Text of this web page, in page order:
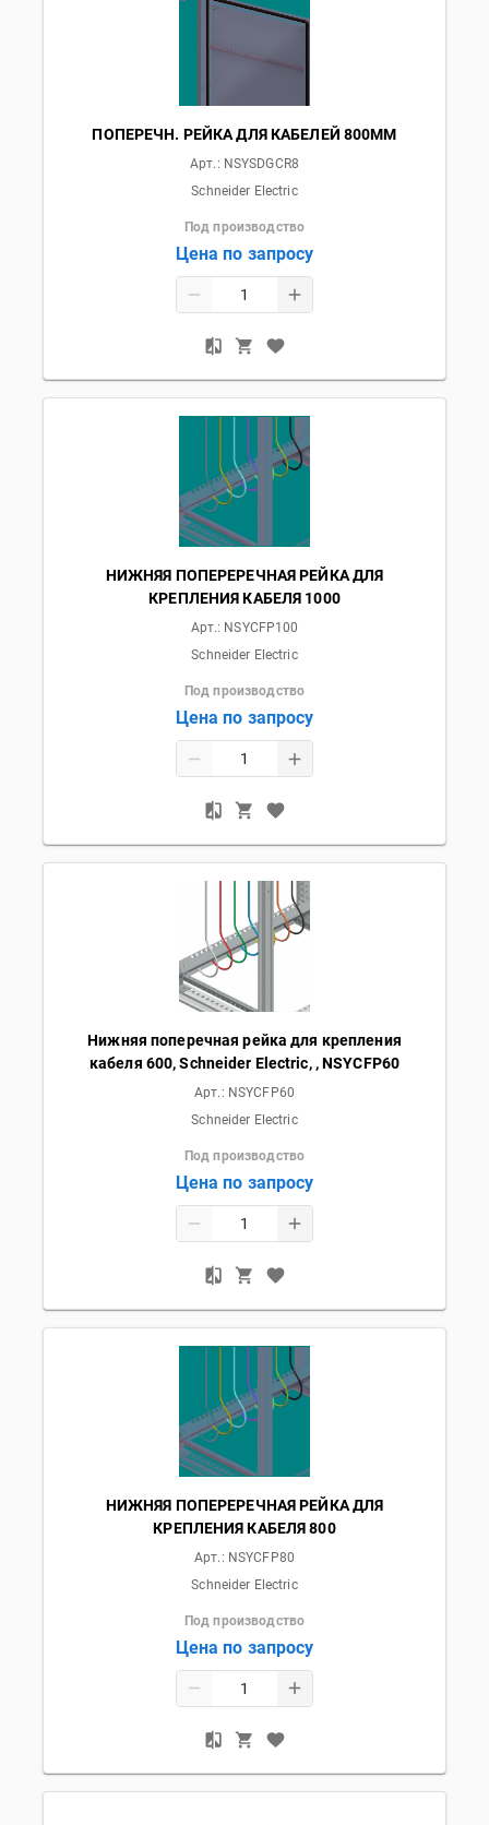
ПОПЕРЕЧН. РЕЙКА ДЛЯ КАБЕЛЕЙ 800ММ
Арт.: NSYSDGCR8
Schneider Electric
Под производство
Цена по запросу
НИЖНЯЯ ПОПЕРЕРЕЧНАЯ РЕЙКА ДЛЯ
КРЕПЛЕНИЯ КАБЕЛЯ 1000
Арт.: NSYCFP100
Schneider Electric
Под производство
Цена по запросу
Нижняя поперечная рейка для крепления
кабеля 600, Schneider Electric, , NSYCFP60
Арт.: NSYCFP60
Schneider Electric
Под производство
Цена по запросу
НИЖНЯЯ ПОПЕРЕРЕЧНАЯ РЕЙКА ДЛЯ
КРЕПЛЕНИЯ КАБЕЛЯ 800
Арт.: NSYCFP80
Schneider Electric
Под производство
Цена по запросу